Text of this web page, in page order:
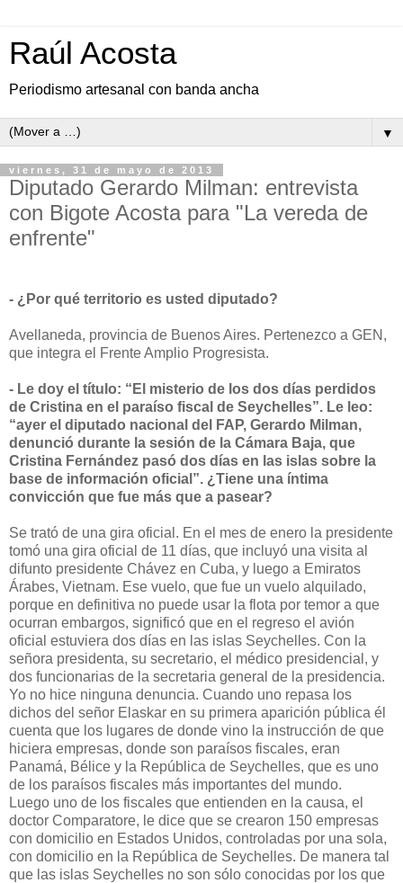
Raúl Acosta
Periodismo artesanal con banda ancha
▼
viernes, 31 de mayo de 2013
Diputado Gerardo Milman: entrevista
con Bigote Acosta para "La vereda de
enfrente"
- ¿Por qué territorio es usted diputado?
Avellaneda, provincia de Buenos Aires. Pertenezco a GEN,
que integra el Frente Amplio Progresista.
- Le doy el título: “El misterio de los dos días perdidos
de Cristina en el paraíso fiscal de Seychelles”. Le leo:
“ayer el diputado nacional del FAP, Gerardo Milman,
denunció durante la sesión de la Cámara Baja, que
Cristina Fernández pasó dos días en las islas sobre la
base de información oficial”. ¿Tiene una íntima
convicción que fue más que a pasear?
Se trató de una gira oficial. En el mes de enero la presidente
tomó una gira oficial de 11 días, que incluyó una visita al
difunto presidente Chávez en Cuba, y luego a Emiratos
Árabes, Vietnam. Ese vuelo, que fue un vuelo alquilado,
porque en definitiva no puede usar la flota por temor a que
ocurran embargos, significó que en el regreso el avión
oficial estuviera dos días en las islas Seychelles. Con la
señora presidenta, su secretario, el médico presidencial, y
dos funcionarias de la secretaria general de la presidencia.
Yo no hice ninguna denuncia. Cuando uno repasa los
dichos del señor Elaskar en su primera aparición pública él
cuenta que los lugares de donde vino la instrucción de que
hiciera empresas, donde son paraísos fiscales, eran
Panamá, Bélice y la República de Seychelles, que es uno
de los paraísos fiscales más importantes del mundo.
Luego uno de los fiscales que entienden en la causa, el
doctor Comparatore, le dice que se crearon 150 empresas
con domicilio en Estados Unidos, controladas por una sola,
con domicilio en la República de Seychelles. De manera tal
que las islas Seychelles no son sólo conocidas por los que